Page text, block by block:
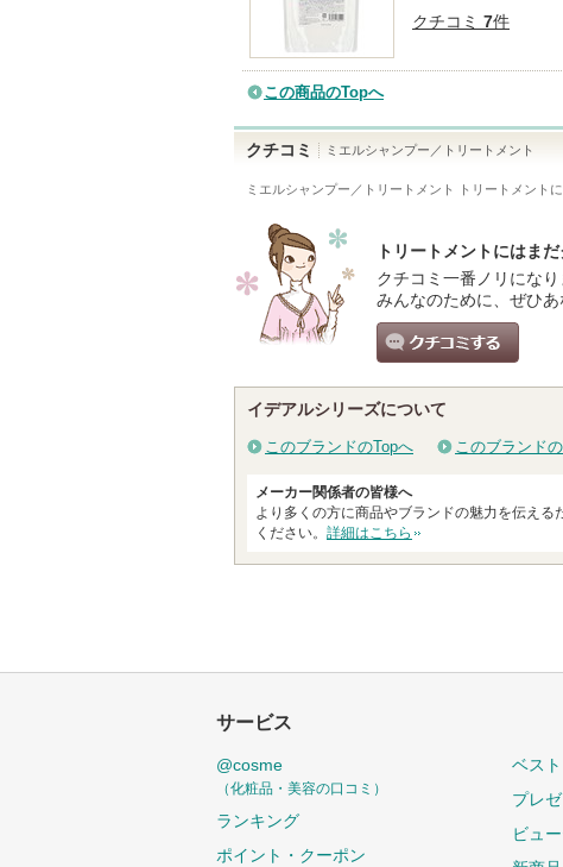
クチコミ 7件
この商品のTopへ
クチコミ ミエルシャンプー／トリートメント
ミエルシャンプー／トリートメント トリートメント
トリートメントにはま
クチコミ一番ノリになり
みんなのために、ぜひあ
イデアルシリーズについて
このブランドのTopへ このブランド
メーカー関係者の皆様へ
より多くの方に商品やブランドの魅力を伝え
ください。 詳細はこちら
サービス
@cosme
（化粧品・美容の口コミ）
ランキング
ポイント・クーポン
ベス
プレ
ビュ